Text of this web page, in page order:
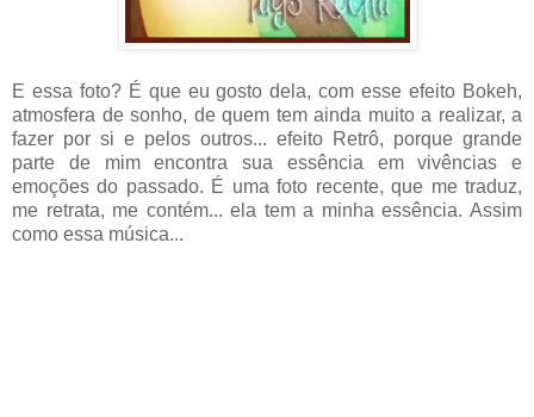
E essa foto? É que eu gosto dela, com esse efeito Bokeh,
atmosfera de sonho, de quem tem ainda muito a realizar, a
fazer por si e pelos outros... efeito Retrô, porque grande
parte de mim encontra sua essência em vivências e
emoções do passado. É uma foto recente, que me traduz,
me retrata, me contém... ela tem a minha essência. Assim
como essa música...